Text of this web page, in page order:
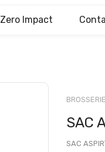
Zero Impact
Passer
Galerie
SAC
SAC